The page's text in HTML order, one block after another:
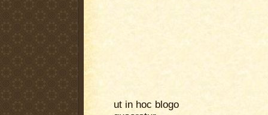
ut in hoc blogo